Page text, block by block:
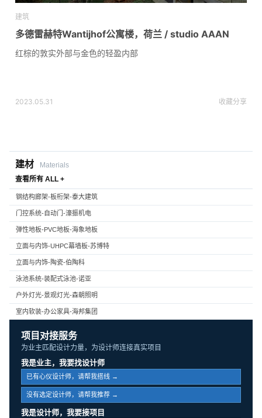
建筑
多德雷赫特Wantijhof公寓楼，荷兰 / studio AAAN
红棕的敦实外部与金色的轻盈内部
2023.05.31 收藏分享
建材
Materials
查看所有 ALL +
钢结构廊架-板桁架-泰大建筑
门控系统-自动门-濠振机电
弹性地板-PVC地板-海象地板
立面与内饰-UHPC幕墙板-苏博特
立面与内饰-陶瓷-伯陶科
泳池系统-装配式泳池-诺亚
户外灯光-景观灯光-森朝照明
室内软装-办公家具-海邦集团
项目对接服务
为业主匹配设计力量，为设计师连接真实项目
我是业主，我要找设计师
已有心仪设计师，请帮我搭线 →
没有选定设计师，请帮我推荐 →
我是设计师，我要接项目